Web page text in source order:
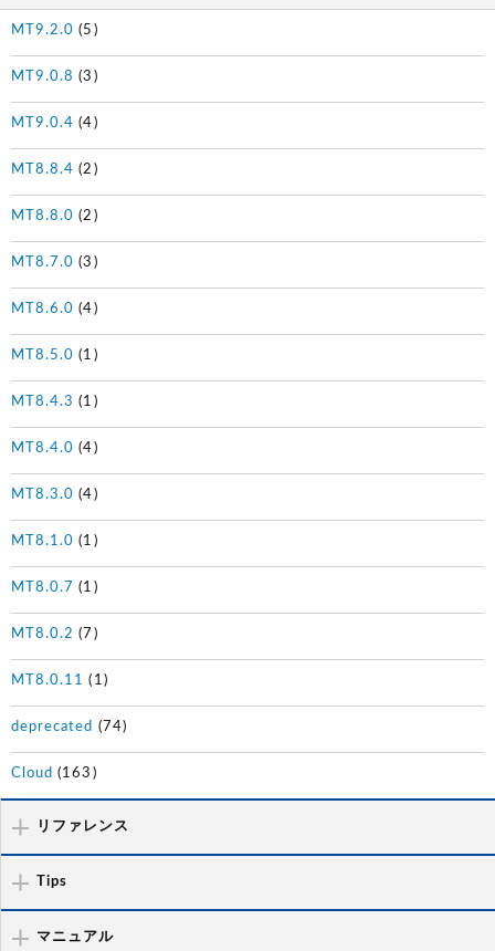
MT9.2.0 (5)
MT9.0.8 (3)
MT9.0.4 (4)
MT8.8.4 (2)
MT8.8.0 (2)
MT8.7.0 (3)
MT8.6.0 (4)
MT8.5.0 (1)
MT8.4.3 (1)
MT8.4.0 (4)
MT8.3.0 (4)
MT8.1.0 (1)
MT8.0.7 (1)
MT8.0.2 (7)
MT8.0.11 (1)
deprecated (74)
Cloud (163)
リファレンス
Tips
マニュアル